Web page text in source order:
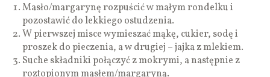
Masło/margarynę rozpuścić w małym rondelku i
pozostawić do lekkiego ostudzenia.
W pierwszej misce wymieszać mąkę, cukier, sodę i
proszek do pieczenia, a w drugiej – jajka z mlekiem.
Suche składniki połączyć z mokrymi, a następnie z
roztopionym masłem/margaryną.